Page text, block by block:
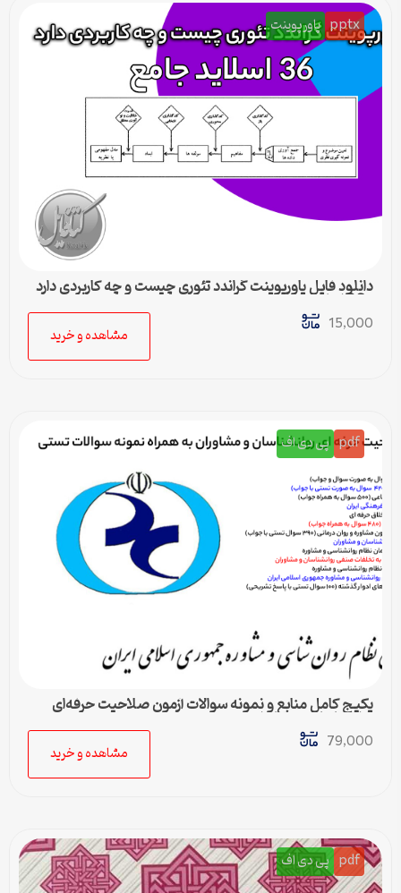
pptx پاورپوینت
دانلود فایل پاورپوینت گراندد تئوری چیست و چه کاربردی دارد
15,000
مشاهده و خرید
pdf پی دی اف
پکیج کامل منابع و نمونه سوالات آزمون صلاحیت حرفه‌ای
روانشناسان و مشاوران
79,000
مشاهده و خرید
pdf پی دی اف